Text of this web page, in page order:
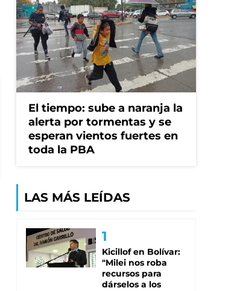
El tiempo: sube a naranja la
alerta por tormentas y se
esperan vientos fuertes en
toda la PBA
LAS MÁS LEÍDAS
Kicillof en Bolívar:
"Milei nos roba
recursos para
dárselos a los